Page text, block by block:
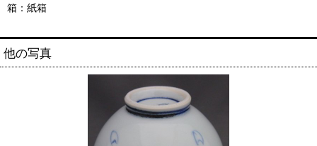
箱：紙箱
他の写真